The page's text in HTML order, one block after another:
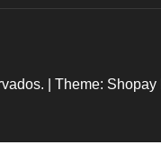
Theme: Shopay